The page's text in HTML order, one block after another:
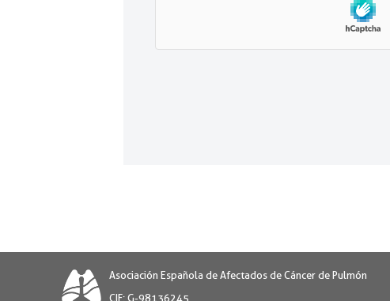
Asociación Española de Afectados de Cáncer de Pulmón
CIF: G-98136245